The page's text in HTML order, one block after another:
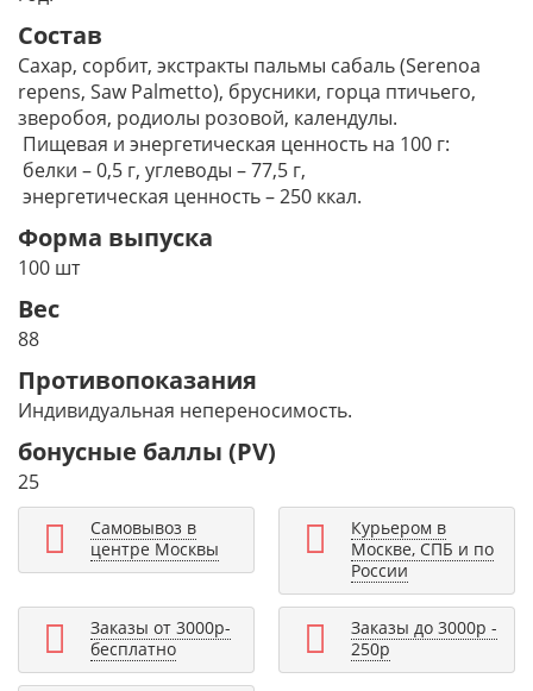
Состав
Сахар, сорбит, экстракты пальмы сабаль (Serenoa
repens, Saw Palmetto), брусники, горца птичьего,
зверобоя, родиолы розовой, календулы.
Пищевая и энергетическая ценность на 100 г:
белки – 0,5 г, углеводы – 77,5 г,
энергетическая ценность – 250 ккал.
Форма выпуска
100 шт
Вес
88
Противопоказания
Индивидуальная непереносимость.
бонусные баллы (PV)
25
Самовывоз в
центре Москвы
Курьером в
Москве, СПБ и по
России
Заказы от 3000р-
бесплатно
Заказы до 3000р -
250р